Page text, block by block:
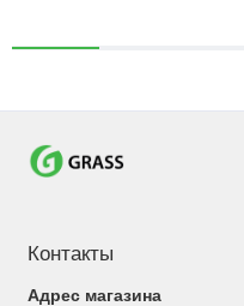
Контакты
Адрес магазина